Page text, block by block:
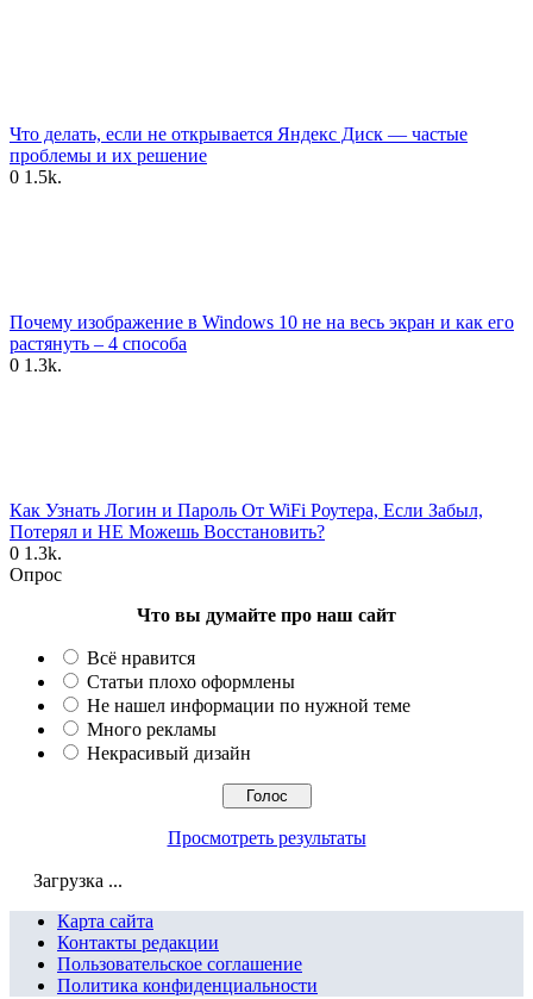
Что делать, если не открывается Яндекс Диск — частые
проблемы и их решение
0 1.5k.
Почему изображение в Windows 10 не на весь экран и как его
растянуть – 4 способа
0 1.3k.
Как Узнать Логин и Пароль От WiFi Роутера, Если Забыл,
Потерял и НЕ Можешь Восстановить?
0 1.3k.
Опрос
Что вы думайте про наш сайт
Всё нравится
Статьи плохо оформлены
Не нашел информации по нужной теме
Много рекламы
Некрасивый дизайн
Просмотреть результаты
Загрузка ...
Карта сайта
Контакты редакции
Пользовательское соглашение
Политика конфиденциальности